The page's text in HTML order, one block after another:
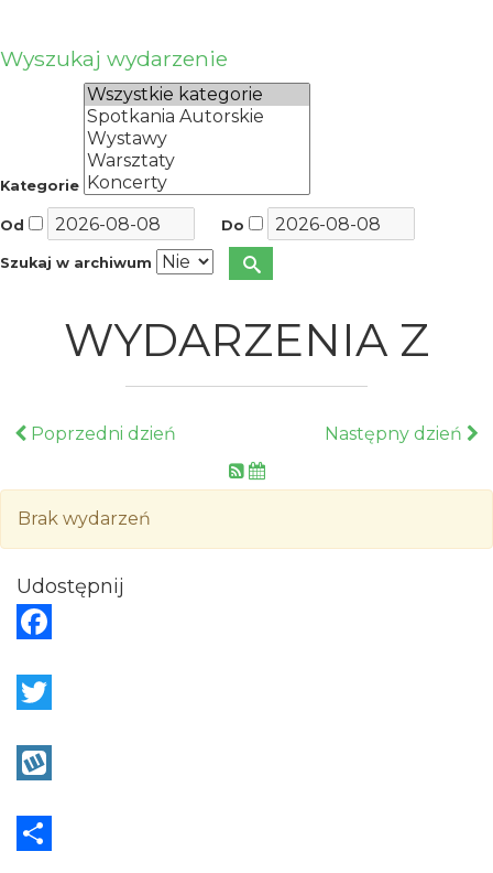
Wyszukaj wydarzenie
Kategorie
Od Do
Szukaj w archiwum
WYDARZENIA Z
Poprzedni dzień Następny dzień
Brak wydarzeń
Udostępnij
a
e
o
w
ty